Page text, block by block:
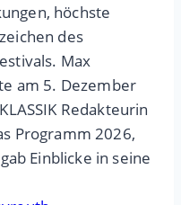
höchste
des
Max
am 5. Dezember
Redakteurin
Programm 2026,
Einblicke in seine